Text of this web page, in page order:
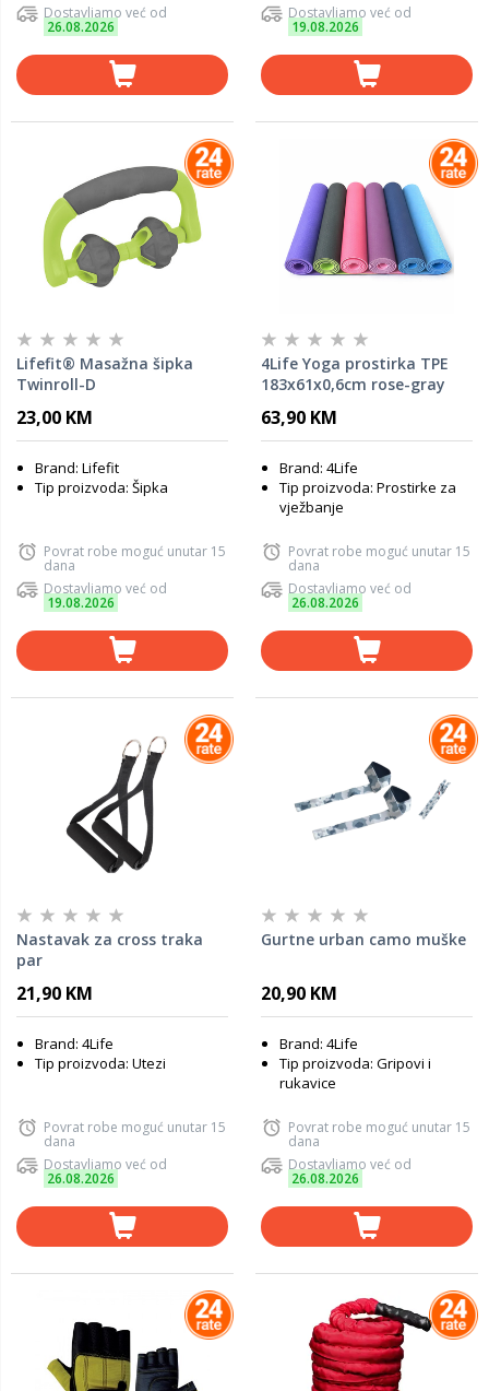
Dostavljamo već od
26.08.2026
Dostavljamo već od
19.08.2026
Lifefit® Masažna šipka
Twinroll-D
23,00 KM
Brand: Lifefit
Tip proizvoda: Šipka
Povrat robe moguć unutar 15
dana
Dostavljamo već od
19.08.2026
4Life Yoga prostirka TPE
183x61x0,6cm rose-gray
63,90 KM
Brand: 4Life
Tip proizvoda: Prostirke za
vježbanje
Povrat robe moguć unutar 15
dana
Dostavljamo već od
26.08.2026
Nastavak za cross traka
par
21,90 KM
Brand: 4Life
Tip proizvoda: Utezi
Povrat robe moguć unutar 15
dana
Dostavljamo već od
26.08.2026
Gurtne urban camo muške
20,90 KM
Brand: 4Life
Tip proizvoda: Gripovi i
rukavice
Povrat robe moguć unutar 15
dana
Dostavljamo već od
26.08.2026